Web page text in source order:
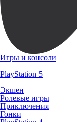
Игры и консоли
PlayStation 5
Экшен
Ролевые игры
Приключения
Гонки